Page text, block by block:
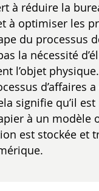
à réduire la
à optimiser les
du processus
la nécessité
l’objet
d’affaires
signifie qu’il est
à un modèle
est stockée et